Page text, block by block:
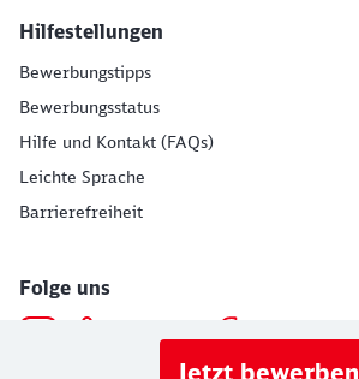
Jetzt bewerben
Hilfestellungen
Bewerbungstipps
Bewerbungsstatus
Hilfe und Kontakt (FAQs)
Leichte Sprache
Barrierefreiheit
Folge uns